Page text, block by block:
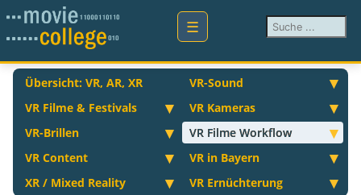
Suchen ...
Übersicht: VR, AR, XR
VR-Sound
VR Filme & Festivals
VR Kameras
VR-Brillen
VR Filme Workflow
VR Content
VR in Bayern
XR / Mixed Reality
VR Ernüchterung